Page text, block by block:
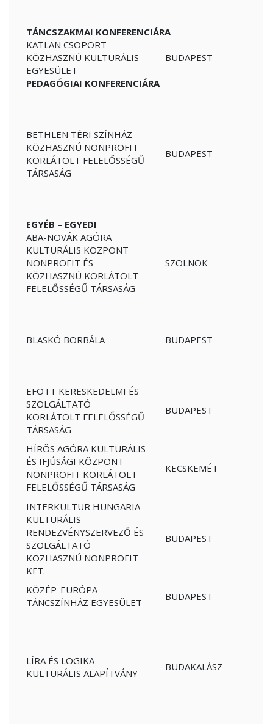
TÁNCSZAKMAI KONFERENCIÁRA
KATLAN CSOPORT
KÖZHASZNÚ KULTURÁLIS
EGYESÜLET
BUDAPEST
PEDAGÓGIAI KONFERENCIÁRA
BETHLEN TÉRI SZÍNHÁZ
KÖZHASZNÚ NONPROFIT
KORLÁTOLT FELELŐSSÉGŰ
TÁRSASÁG
BUDAPEST
EGYÉB – EGYEDI
ABA-NOVÁK AGÓRA
KULTURÁLIS KÖZPONT
NONPROFIT ÉS
KÖZHASZNÚ KORLÁTOLT
FELELŐSSÉGŰ TÁRSASÁG
SZOLNOK
BLASKÓ BORBÁLA BUDAPEST
EFOTT KERESKEDELMI ÉS
SZOLGÁLTATÓ
KORLÁTOLT FELELŐSSÉGŰ
TÁRSASÁG
BUDAPEST
HÍRÖS AGÓRA KULTURÁLIS
ÉS IFJÚSÁGI KÖZPONT
NONPROFIT KORLÁTOLT
FELELŐSSÉGŰ TÁRSASÁG
KECSKEMÉT
INTERKULTUR HUNGARIA
KULTURÁLIS
RENDEZVÉNYSZERVEZŐ ÉS
SZOLGÁLTATÓ
KÖZHASZNÚ NONPROFIT
KFT.
BUDAPEST
KÖZÉP-EURÓPA
TÁNCSZÍNHÁZ EGYESÜLET
BUDAPEST
LÍRA ÉS LOGIKA
KULTURÁLIS ALAPÍTVÁNY
BUDAKALÁSZ